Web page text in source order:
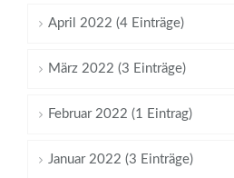
April 2022 (4 Einträge)
März 2022 (3 Einträge)
Februar 2022 (1 Eintrag)
Januar 2022 (3 Einträge)